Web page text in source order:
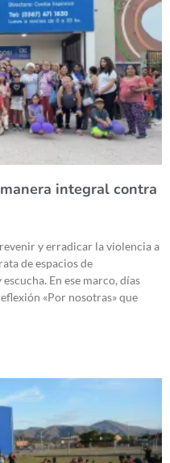
integral contra
y erradicar la violencia a
de espacios de
En ese marco, días
«Por nosotras» que